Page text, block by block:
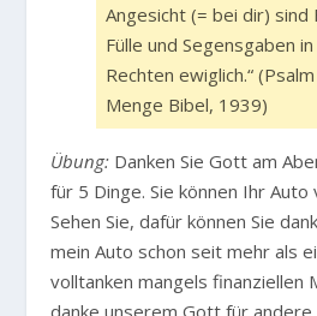
Angesicht (= bei dir) sind
Fülle und Segensgaben
Rechten ewiglich.“(Psalm
Menge Bibel, 1939)
Übung: Danken Sie Gott am
für 5 Dinge. Sie können Ihr Auto
Sehen Sie, dafür können Sie
mein Auto schon seit mehr als
volltanken mangels finanziellen